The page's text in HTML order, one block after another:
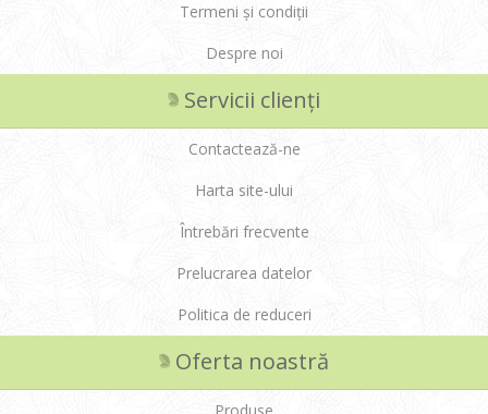
Termeni și condiții
Despre noi
Servicii clienți
Contactează-ne
Harta site-ului
Întrebări frecvente
Prelucrarea datelor
Politica de reduceri
Oferta noastră